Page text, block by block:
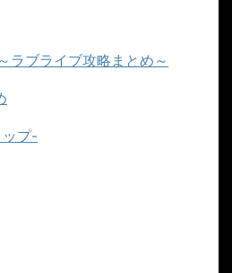
ラブライブ攻略まとめ～
プ-